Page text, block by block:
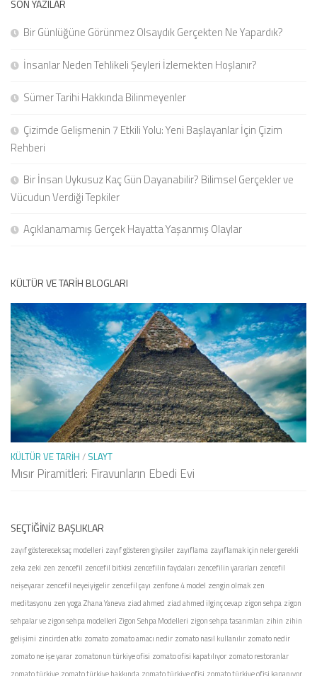
SON YAZILAR
Bir Günlüğüne Görünmez Olsaydık Gerçekten Ne Yapardık?
İnsanlar Neden Tehlikeli Şeyleri İzlemekten Hoşlanır?
Sümer Tarihi Hakkında Bilinmeyenler
Çizimde Gelişmenin 7 Etkili Yolu: Yeni Başlayanlar İçin Çizim
Rehberi
Bir İnsan Uykusuz Kaç Gün Dayanabilir? Bilimsel Gerçekler ve
Vücudun Verdiği Tepkiler
Açıklanamamış Gerçek Hayatta Yaşanmış Olaylar
KÜLTÜR VE TARIH BLOGLARI
KÜLTÜR VE TARIH / SLAYT
Mısır Piramitleri: Firavunların Ebedi Evi
SEÇTIĞINIZ BAŞLIKLAR
zayıf gösterecek saç modelleri zayıf gösteren giysiler zayıflama zayıflamak için neler gerekli
zeka zeki zen zencefil zencefil bitkisi zencefilin faydaları zencefilin yararları zencefil
neişeyarar zencefil neyeiyigelir zencefil çayı zenfone 4 model zengin olmak zen
meditasyonu zen yogaZhana Yaneva ziad ahmed ziad ahmed ilginç cevap zigon sehpa zigon
sehpalar ve zigon sehpa modelleri Zigon Sehpa Modelleri zigon sehpa tasarımları zihin zihin
gelişimi zincirden atkı zomato zomato amacı nedir zomato nasıl kullanılır zomato nedir
zomato ne işe yarar zomatonun türkiye ofisi zomato ofisi kapatılıyor zomato restoranlar